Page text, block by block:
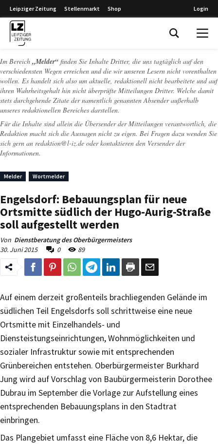
Leipziger Zeitung Stellenmarkt Shop Login
Im Bereich „Melder“ finden Sie Inhalte Dritter, die uns tagtäglich auf den
verschiedensten Wegen erreichen und die wir unseren Lesern nicht vorenthalten
wollen. Es handelt sich also um aktuelle, redaktionell nicht bearbeitete und auf
ihren Wahrheitsgehalt hin nicht überprüfte Mitteilungen Dritter. Welche damit
stets durchgehende Zitate der namentlich genannten Absender außerhalb
unseres redaktionellen Bereiches darstellen.
Für die Inhalte sind allein die Übersender der Mitteilungen verantwortlich, die
Redaktion macht sich die Aussagen nicht zu eigen. Bei Fragen dazu wenden Sie
sich gern an redaktion@l-iz.de oder kontaktieren den Versender der
Informationen.
Melder Wortmelder
Engelsdorf: Bebauungsplan für neue
Ortsmitte südlich der Hugo-Aurig-Straße
soll aufgestellt werden
Von Dienstberatung des Oberbürgermeisters
30. Juni 2015
0 89
Auf einem derzeit großenteils brachliegenden Gelände im
südlichen Teil Engelsdorfs soll schrittweise eine neue
Ortsmitte mit Einzelhandels- und
Diensteistungseinrichtungen, Wohnmöglichkeiten und
sozialer Infrastruktur sowie mit entsprechenden
Grünbereichen entstehen. Oberbürgermeister Burkhard
Jung wird auf Vorschlag von Baubürgermeisterin Dorothee
Dubrau im September die Vorlage zur Aufstellung eines
entsprechenden Bebauungsplans in den Stadtrat
einbringen.
Das Plangebiet umfasst eine Fläche von 8,6 Hektar, die